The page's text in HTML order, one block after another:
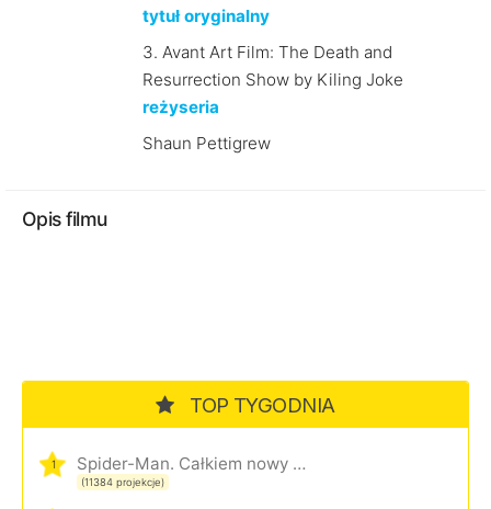
tytuł oryginalny
3. Avant Art Film: The Death and
Resurrection Show by Kiling Joke
reżyseria
Shaun Pettigrew
Opis filmu
TOP TYGODNIA
1 Spider-Man. Całkiem nowy dzień
(11384 projekcje)